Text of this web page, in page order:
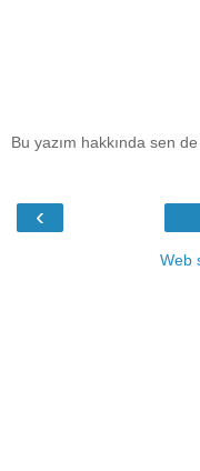
Bu yazım hakkında sen
‹
Web